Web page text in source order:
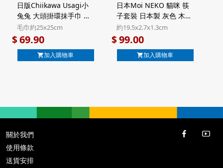
日版Chiikawa Usagi小
兔兔 大頭掛環抹手巾 黃
色 微纖維毛巾手帕 (598)
【市集世界 - 日本市集】
毛巾約25x25cm
$69.90
加入購物車
日本Moi NEKO 貓咪 筷
子套裝 日本製 灰色 木筷
子連收納盒 (285)【市集
世界 - 日本市集】
約19.5x2.7x1.3cm
$99.00
加入購物車
關於我們
使用條款
送貨安排